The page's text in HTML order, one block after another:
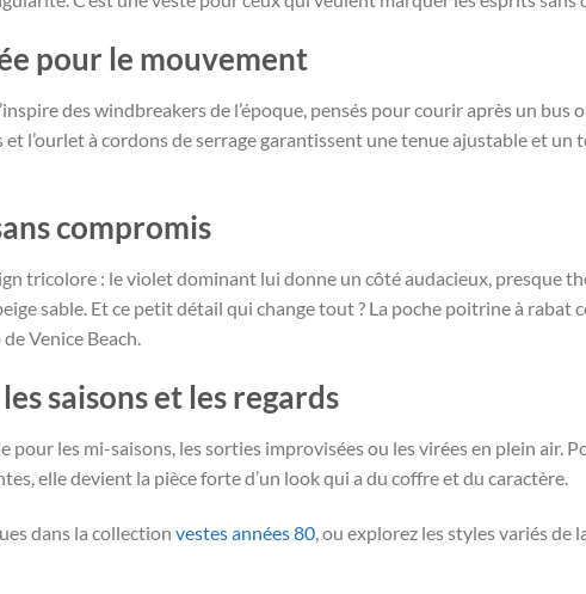
pour le mouvement
des windbreakers de l’époque, pensés pour courir après un bus
l’ourlet à cordons de serrage garantissent une tenue ajustable et un
compromis
tricolore : le violet dominant lui donne un côté audacieux, presque
sable. Et ce petit détail qui change tout ? La poche poitrine à rabat
Venice Beach.
saisons et les regards
pour les mi-saisons, les sorties improvisées ou les virées en plein air.
elle devient la pièce forte d’un look qui a du coffre et du caractère.
dans la collection vestes années 80 , ou explorez les styles variés de